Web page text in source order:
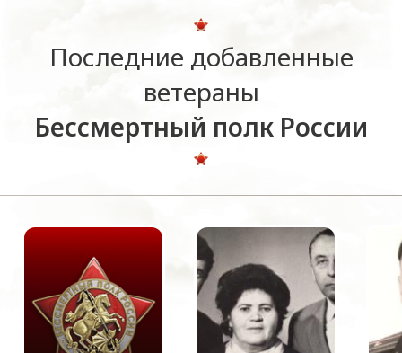
Последние добавленные
ветераны
Бессмертный полк России